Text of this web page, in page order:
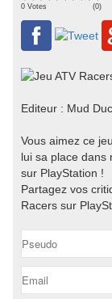
0 Votes (0)
Editeur : Mud
Vous aimez ce
lui sa place dans
sur PlayStation !
Partagez vos
Racers sur